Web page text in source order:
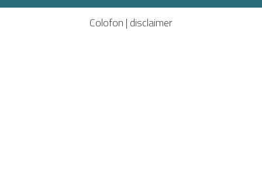
Colofon|disclaimer